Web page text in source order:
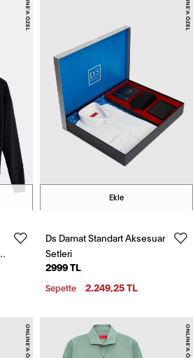
Ekle
Ds Damat Standart Aksesuar
Setleri
2999 TL
Sepette 2.249,25 TL